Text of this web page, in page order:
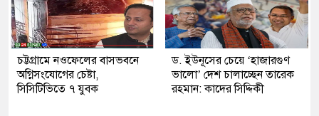
চট্টগ্রামে নওফেলের বাসভবনে
অগ্নিসংযোগের চেষ্টা,
সিসিটিভিতে ৭ যুবক
ড. ইউনূসের চেয়ে ‘হাজারগুণ
ভালো’ দেশ চালাচ্ছেন তারেক
রহমান: কাদের সিদ্দিকী